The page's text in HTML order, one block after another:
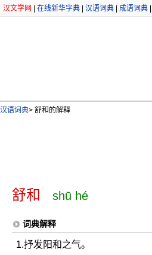
汉文学网 在线新华字典 汉语词典 成语词典
汉语词典> 舒和的解释
舒和 shū hé
词典解释
1.抒发阳和之气。